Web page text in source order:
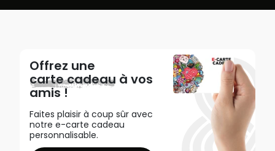
Offrez une
carte cadeau à vos
amis !
Faites plaisir à coup sûr avec
notre e-carte cadeau
personnalisable.